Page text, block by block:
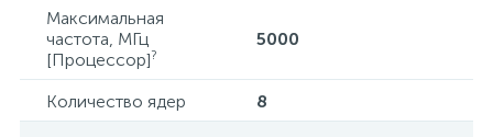
Максимальная
частота, МГц
[Процессор]?
5000
Количество ядер 8